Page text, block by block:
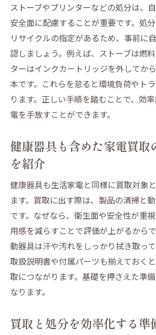
テレビや扇風機の出張買取が
ストーブや健康器具も出張で
プリンターや生活家電の査定
出張買取サービスの利用手順
家電の出張買取で便利なサー
買取業者選びで失敗しないコ
プリンターや健康器具も安心して
健康器具やテレビなど家電の
ストーブや扇風機の処分手順
生活家電を安心して処分する
買取不可家電の正しい処分方
処分から買取まで安心して任
法
生活家電のスムーズな整理術を解
テレビや扇風機を効率よく整
プリンターなど生活家電の整
ストーブやプリンターなどの処分は、
安全面に配慮することが重要です。処
リサイクルの指定があるため、事前に
認しましょう。例えば、ストーブは燃
ターはインクカートリッジを外してか
本です。これらを怠ると環境負荷やト
ります。正しい手順を踏むことで、効
電を手放すことができます。
健康器具も含めた家電買取
を紹介
健康器具も生活家電と同様に買取対象
ます。買取に出す際は、製品の清掃と
です。なぜなら、衛生面や安全性が重
用感を減らすことで評価が上がるから
動器具は汗や汚れをしっかり拭き取って
取扱説明書や付属パーツも揃えておく
取につながります。基礎を押さえた準
なります。
買取と処分を効率化する準